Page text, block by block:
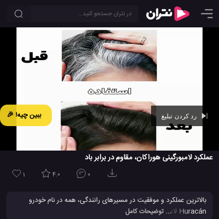
ببین چیه! 🎉
عملکرد لامبورگینی هوراکان، مقاوم در برابر باد
1 4.0 0
بالاترین عملکرد و موفقیت در مسیرهای رانندگی، همه در نام خودرو
Huracán لامبورگینی ثبت شده است. همراه با فناوری های جدید،
... توضیحات کامل